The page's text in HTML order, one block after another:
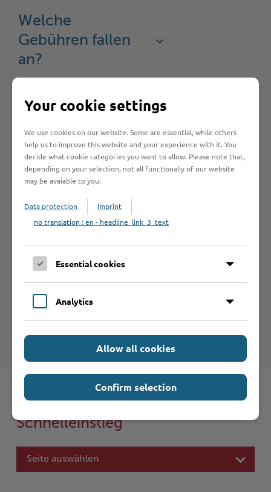
Welche
Gebühren fallen
an?
Rechtsgrundlage
Weiterführende
Informationen
Hilfe & Kontakt:
Kreis Stormarn - Einbürgerungen
Schnelleinstieg
Seite auswählen
Your cookie settings
We use cookies on our website. Some are essential, while others
help us to improve this website and your experience with it. You
decide what cookie categories you want to allow. Please note that,
depending on your selection, not all functionaliy of our website
may be avaiable to you.
Data protection
Imprint
no translation : en - headline_link_3_text
Essential cookies
Analytics
Allow all cookies
Confirm selection